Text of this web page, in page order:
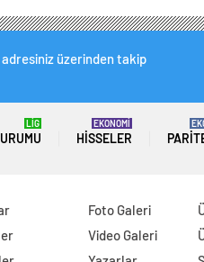
üzerinden takip
LİG
HISSELER
EKONOMİ
Foto Galeri
Video Galeri